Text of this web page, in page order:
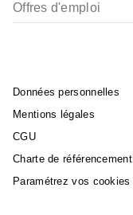
Offres d'emploi
Données personnelles
Mentions légales
CGU
Charte de référencement
Paramétrez vos cookies